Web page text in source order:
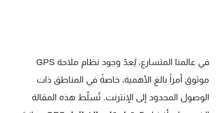
في عالمنا المتسارع، يُعدّ وجود نظام ملاحة GPS
موثوق أمراً بالغ الأهمية، خاصةً في المناطق ذات
الوصول المحدود إلى الإنترنت. تُسلّط هذه المقالة